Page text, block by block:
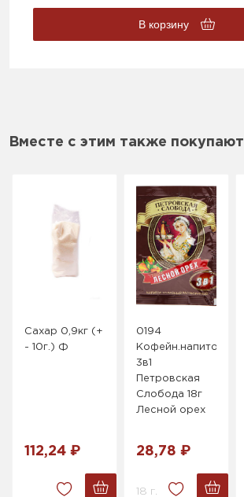
В корзину
Вместе с этим также покупают
Сахар 0,9кг (+
- 10г.) Ф
112,24 ₽
0194
Кофейн.напиток
3в1
Петровская
Слобода 18г
Лесной орех
28,78 ₽
18 г.